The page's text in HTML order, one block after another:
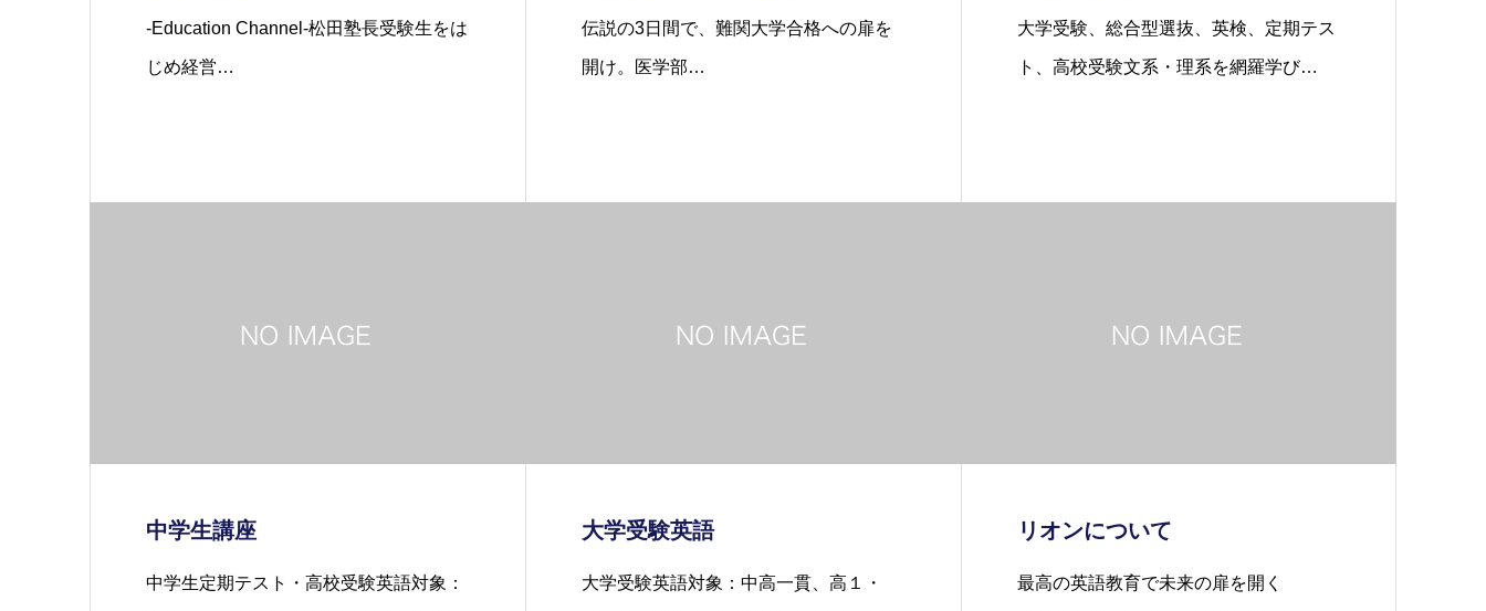
-Education Channel-松田塾長受験生をは
じめ経営…
伝説の3日間で、難関大学合格への扉を
開け。医学部…
大学受験、総合型選抜、英検、定期テス
ト、高校受験文系・理系を網羅学び…
中学生講座
中学生定期テスト・高校受験英語対象：
大学受験英語
大学受験英語対象：中高一貫、高１・
リオンについて
最高の英語教育で未来の扉を開く